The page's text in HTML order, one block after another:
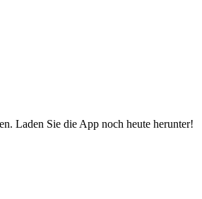
Laden Sie die App noch heute herunter!